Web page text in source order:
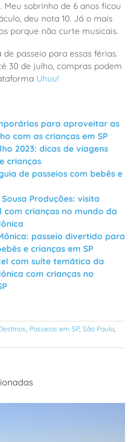
Meu sobrinho de 6 anos ficou
deu nota 10. Já o mais
porque não curte musicais.
passeio para essas férias.
30 de julho, compras podem
Uhuu!
para aproveitar as
com as crianças em SP
2023: dicas de viagens
crianças
de passeios com bebês e
Produções: visita
com crianças no mundo da
passeio divertido para
e crianças em SP
com suíte temática da
com crianças no
, Passeios em SP, São Paulo,